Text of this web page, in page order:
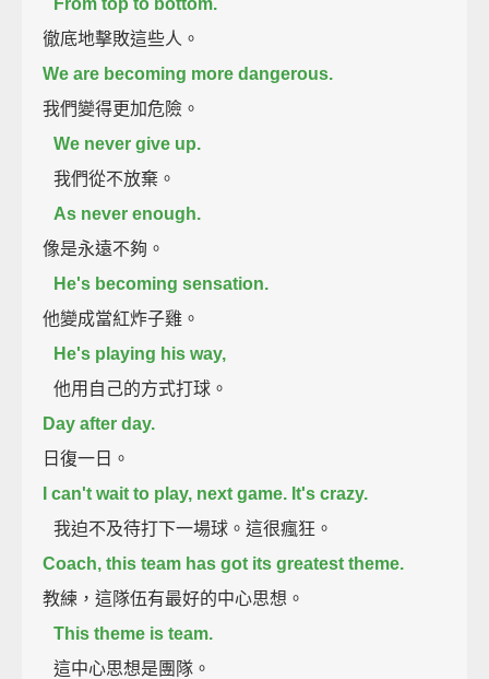
徹底地擊敗這些人。
We are becoming more dangerous.
我們變得更加危險。
We never give up.
我們從不放棄。
As never enough.
像是永遠不夠。
He's becoming sensation.
他變成當紅炸子雞。
He's playing his way,
他用自己的方式打球。
Day after day.
日復一日。
I can't wait to play, next game. It's crazy.
我迫不及待打下一場球。這很瘋狂。
Coach, this team has got its greatest theme.
教練，這隊伍有最好的中心思想。
This theme is team.
這中心思想是團隊。